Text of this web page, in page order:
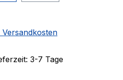
3-7 Tage